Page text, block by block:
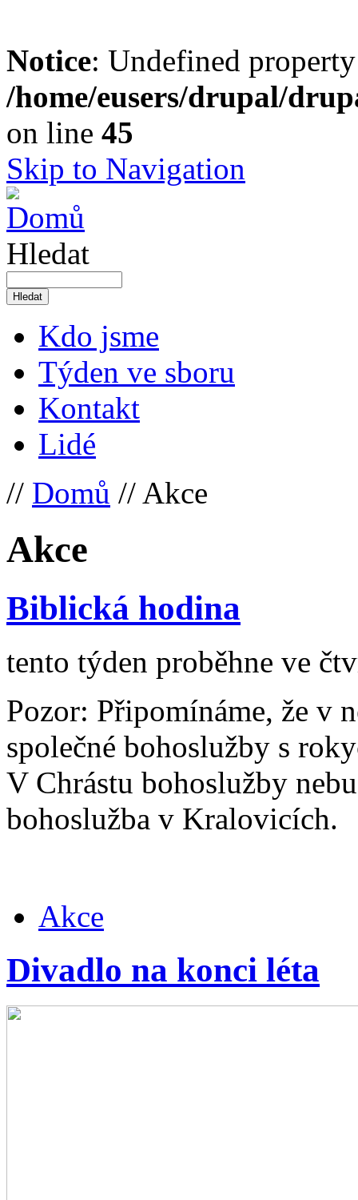
Notice: Undefined
/home/eusers/drupal/
on line 45
Skip to Navigation
Hledat
Kdo jsme
Týden ve sboru
Kontakt
Lidé
// Domů // Akce
Akce
Biblická hodina
tento týden proběhne ve
Pozor: Připomínáme, že v
společné bohoslužby s
V Chrástu bohoslužby
bohoslužba v Kralovicích.
Akce
Divadlo na konci léta